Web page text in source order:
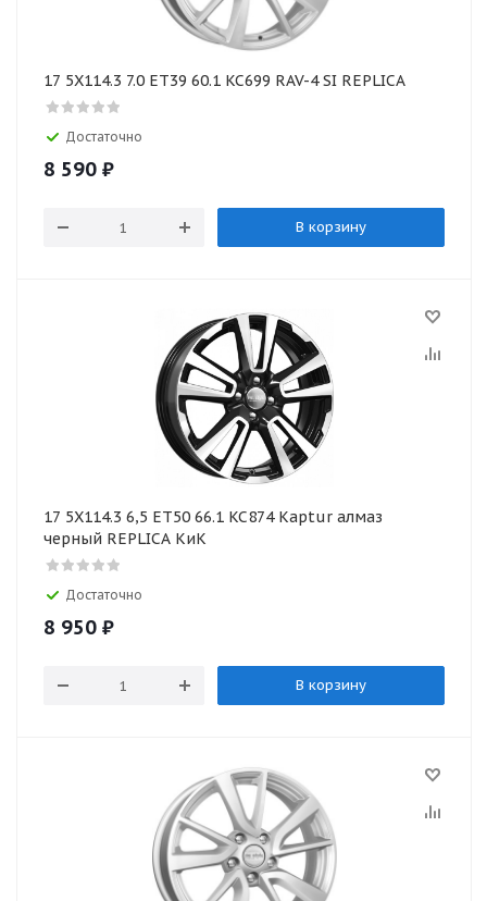
17 5X114.3 7.0 ET39 60.1 KC699 RAV-4 SI REPLICA
Достаточно
8 590 ₽
В корзину
17 5X114.3 6,5 ET50 66.1 KC874 Kaptur алмаз
черный REPLICA КиК
Достаточно
8 950 ₽
В корзину